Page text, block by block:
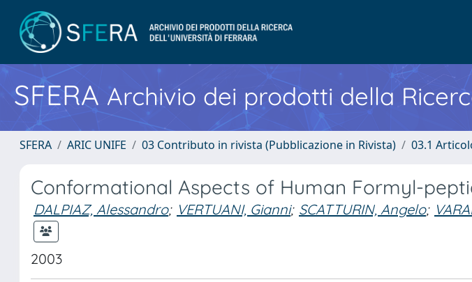
SFERA Archivio dei prodotti della
SFERA ARIC UNIFE 03 Contributo in rivista (Pubblicazione in Rivista) 03.1
Conformational Aspects of Human Formyl-
DALPIAZ, Alessandro; VERTUANI, Gianni; SCATTURIN, Angelo;
2003